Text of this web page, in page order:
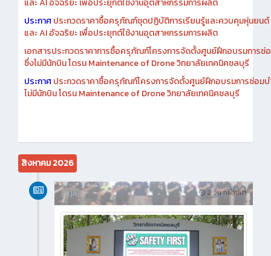
เอกสารประกวดราคาซื้อครุภัณฑ์ชุดปฏิบัติการเรียนรู้และควบคุมหุ่นยน
และ AI อัจฉริยะ เพื่อประยุกต์ใช้งานอุตสาหกรรมการผลิต
ประกาศประกวดราคาซื้อครุภัณฑ์ชุดปฏิบัติการเรียนรู้และควบคุมหุ่นยน
และ AI อัจฉริยะ เพื่อประยุกต์ใช้งานอุตสาหกรรมการผลิต
เอกสารประกวดราคาการซื้อครุภัณฑ์โครงการจัดตั้งศูนย์ฝึกอบรมการซ่
ซึ่งไม่มีนักบิน โดรน Maintenance of Drone วิทยาลัยเทคนิคชลบุรี
ประกาศประกวดราคาซื้อครุภัณฑ์โครงการจัดตั้งศูนย์ฝึกอบรมการซ่อมบ
สิงหาคม 2026
2 วัน ที่ผ่านมา
新闻